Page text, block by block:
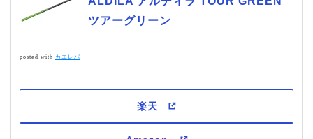
ツアーグリーン
posted with カエレバ